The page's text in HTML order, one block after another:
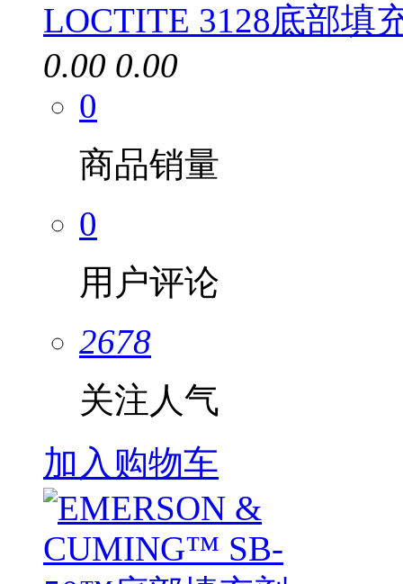
LOCTITE 3128底部填
0.00 0.00
0
商品销量
0
用户评论
2678
关注人气
加入购物车